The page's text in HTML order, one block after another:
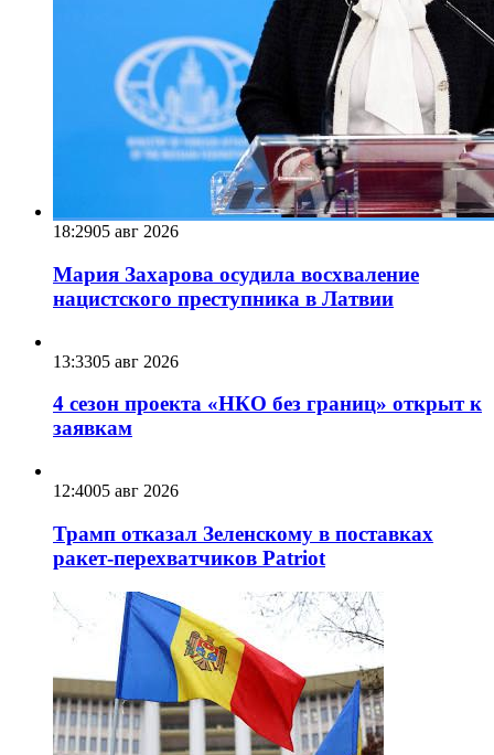
18:2905 авг 2026
Мария Захарова осудила восхваление
нацистского преступника в Латвии
13:3305 авг 2026
4 сезон проекта «НКО без границ» открыт к
заявкам
12:4005 авг 2026
Трамп отказал Зеленскому в поставках
ракет-перехватчиков Patriot